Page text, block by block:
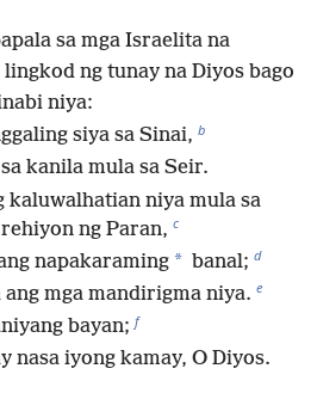
sa mga Israelita na
ng tunay na Diyos bago
niya:
siya sa Sinai, b
kanila mula sa Seir.
kaluwalhatian niya mula sa
ng Paran, c
napakaraming * banal; d
ang mga mandirigma niya. e
bayan; f
nasa iyong kamay, O Diyos.